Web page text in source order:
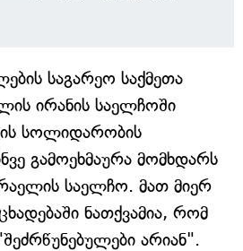
საგარეო საქმეთა
ირანის საელჩოში
სოლიდარობის
გამოეხმაურა მომხდარს
საელჩო. მათ მიერ
ნათქვამია, რომ
არიან".